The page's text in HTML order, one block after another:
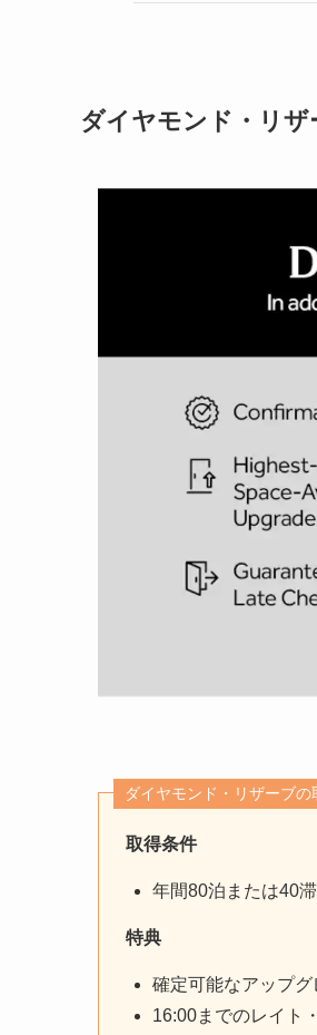
ダイヤモンド・リザ
ダイヤモンド・リザーブ
取得条件
年間80泊または40
特典
確定可能なアップ
16:00までのレイト